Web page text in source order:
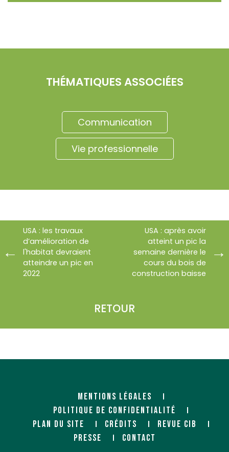
THÉMATIQUES ASSOCIÉES
Communication
Vie professionnelle
USA : les travaux
d’amélioration de
l'habitat devraient
atteindre un pic en
2022
RETOUR
USA : après avoir
atteint un pic la
semaine dernière le
cours du bois de
construction baisse
MENTIONS LÉGALES
POLITIQUE DE CONFIDENTIALITÉ
PLAN DU SITE
CRÉDITS
REVUE CIB
PRESSE
CONTACT